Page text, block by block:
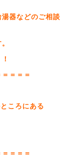
器などのご相談
＝＝＝
ころにある
＝＝＝